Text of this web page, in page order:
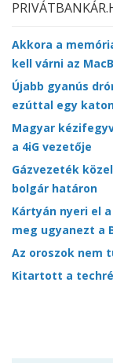
Akkora a
kell várni az
Újabb gyanús
ezúttal egy
Magyar
a 4iG vezetője
Gázvezeték
bolgár határon
Kártyán nyeri el
meg ugyanezt a
Az oroszok nem
Kitartott a